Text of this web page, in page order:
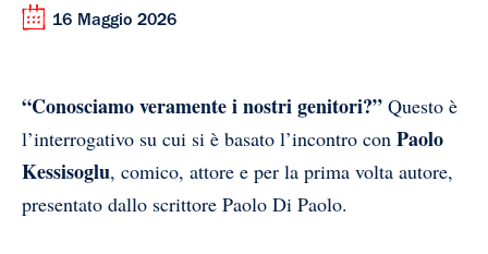
16 Maggio 2026
“Conosciamo veramente i nostri genitori?” Questo è
l’interrogativo su cui si è basato l’incontro con Paolo
Kessisoglu, comico, attore e per la prima volta autore,
presentato dallo scrittore Paolo Di Paolo.